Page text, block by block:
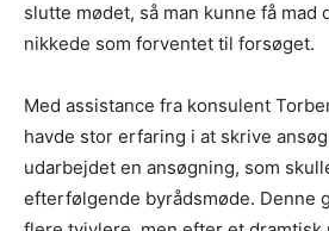
slutte mødet, så man kunne få mad
nikkede som forventet til forsøget.
Med assistance fra konsulent
havde stor erfaring i at skrive
udarbejdet en ansøgning, som
efterfølgende byrådsmøde. Denne